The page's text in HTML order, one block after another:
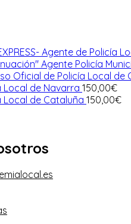
Agente de Policía
Agente Policía
Oficial de Policía Local de
Local de Navarra 150,00€
Local de Cataluña 150,00€